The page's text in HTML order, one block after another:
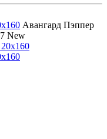
Авангард Пэппер
New